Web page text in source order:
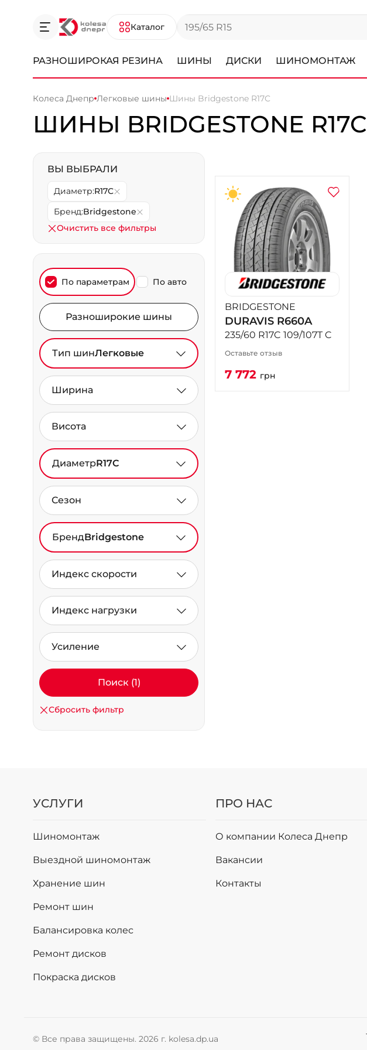
Каталог
РАЗНОШИРОКАЯ РЕЗИНА ШИНЫ ДИСКИ ШИНОМОНТАЖ
Колеса Днепр Легковые шины Шины Bridgestone R17C
ШИНЫ BRIDGESTONE R17C
ВЫ ВЫБРАЛИ
Диаметр:R17C
Бренд:Bridgestone
Очистить все фильтры
По параметрам По авто
Разноширокие шины
Тип шинЛегковые
Ширина
Висота
ДиаметрR17C
Сезон
БрендBridgestone
Индекс скорости
Индекс нагрузки
Усиление
Поиск (1)
Сбросить фильтр
BRIDGESTONE
DURAVIS R660A
235/60 R17C 109/107T C
Оставьте отзыв
7 772 грн
УСЛУГИ
Шиномонтаж
Выездной шиномонтаж
Хранение шин
Ремонт шин
Балансировка колес
Ремонт дисков
Покраска дисков
ПРО НАС
О компании Колеса Днепр
Вакансии
Контакты
© Все права защищены. 2026 г. kolesa.dp.ua